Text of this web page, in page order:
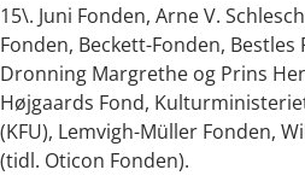
15\. Juni Fonden, Arne V.
Fonden, Beckett-Fonden,
Dronning Margrethe og Prins
Højgaards Fond,
(KFU), Lemvigh-Müller Fonden,
(tidl. Oticon Fonden).